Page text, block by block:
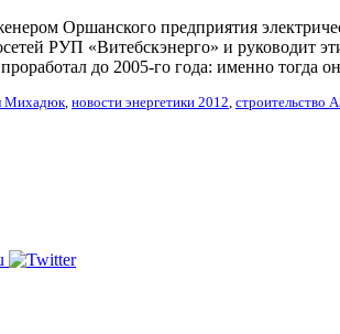
Оршанского предприятия
РУП «Витебскэнерго» и руководит
до 2005-го года: именно тогда
Михадюк, новости энергетики 2012, строительство